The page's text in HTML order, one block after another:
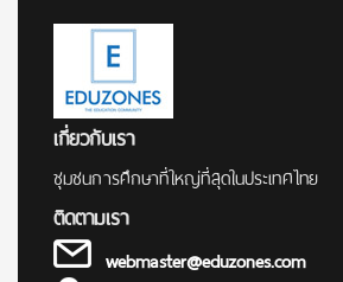
เกี่ยวกับเรา
ชุมชนการศึกษาที่ใหญ่ที่สุดในประเทศไทย
ติดตามเรา
webmaster@eduzones.com